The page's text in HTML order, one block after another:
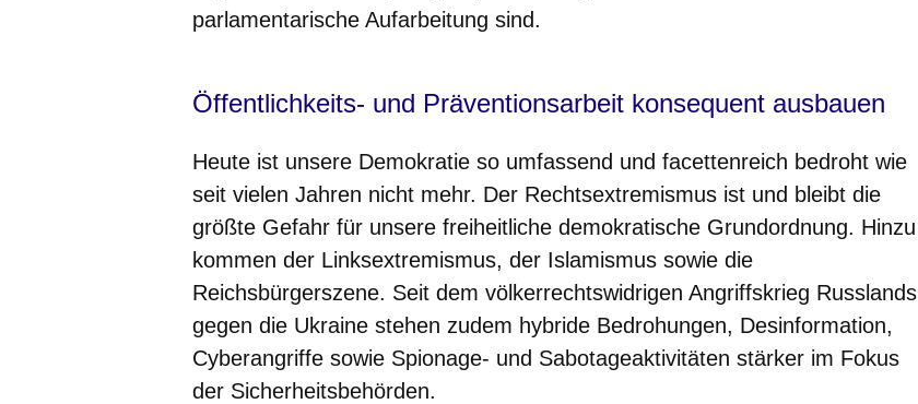
parlamentarische Aufarbeitung sind.
Öffentlichkeits- und Präventionsarbeit konsequent ausbauen
Heute ist unsere Demokratie so umfassend und facettenreich bedroht wie
seit vielen Jahren nicht mehr. Der Rechtsextremismus ist und bleibt die
größte Gefahr für unsere freiheitliche demokratische Grundordnung. Hinzu
kommen der Linksextremismus, der Islamismus sowie die
Reichsbürgerszene. Seit dem völkerrechtswidrigen Angriffskrieg Russlands
gegen die Ukraine stehen zudem hybride Bedrohungen, Desinformation,
Cyberangriffe sowie Spionage- und Sabotageaktivitäten stärker im Fokus
der Sicherheitsbehörden.